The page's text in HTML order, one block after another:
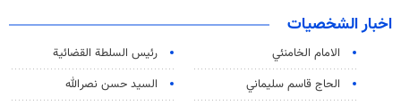
اخبار الشخصيات
الامام الخامنئي
رئیس السلطة القضائیة
الحاج قاسم سليماني
السيد حسن نصرالله